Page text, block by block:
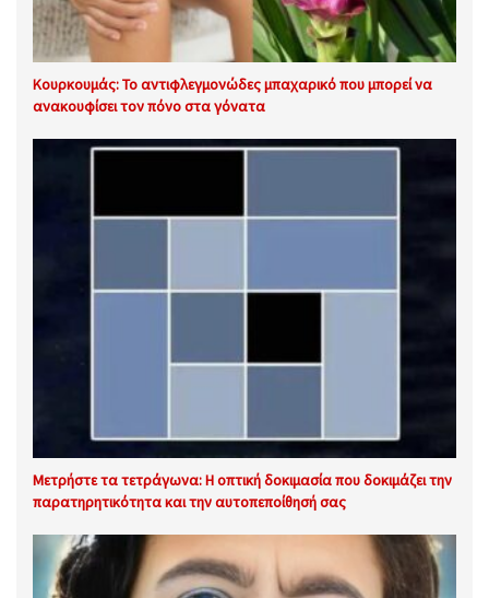
Κουρκουμάς: Το αντιφλεγμονώδες μπαχαρικό που μπορεί να
ανακουφίσει τον πόνο στα γόνατα
Μετρήστε τα τετράγωνα: Η οπτική δοκιμασία που δοκιμάζει την
παρατηρητικότητα και την αυτοπεποίθησή σας